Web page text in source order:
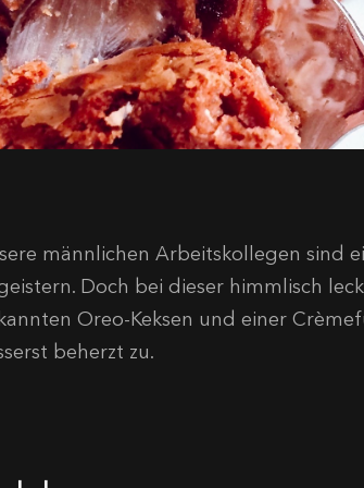
männlichen Arbeitskollegen sind
Doch bei dieser himmlisch
Oreo-Keksen und einer
beherzt zu.